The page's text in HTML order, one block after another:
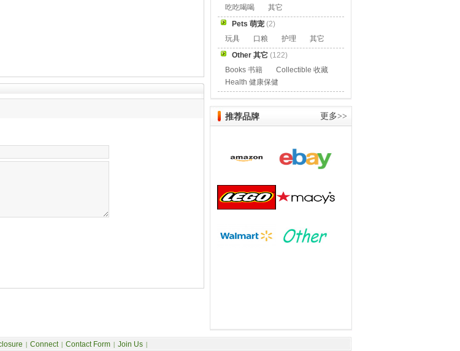
吃吃喝喝
其它
Pets 萌宠 (2)
玩具
口粮 护理
其它
Other 其它 (122)
Books 书籍
Collectible 收藏
Health 健康保健
推荐品牌 更多>>
| Connect | Contact Form | Join Us |